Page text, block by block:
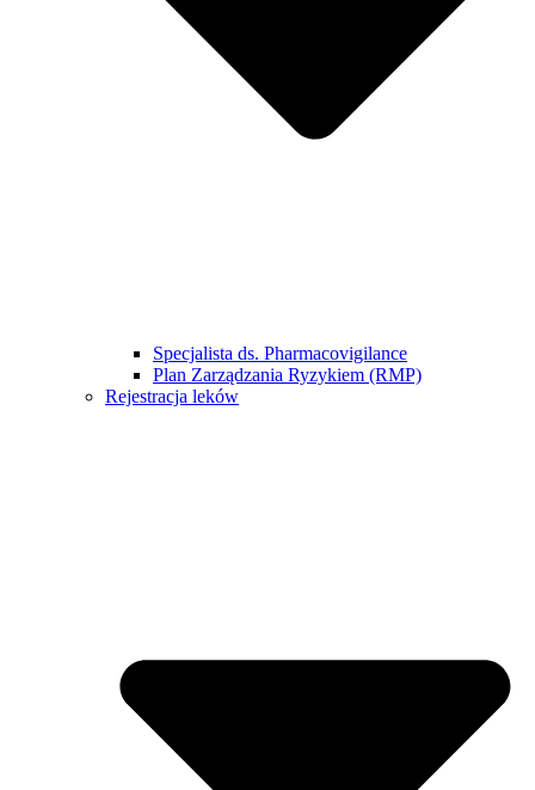
Specjalista ds. Pharmacovigilance
Plan Zarządzania Ryzykiem (RMP)
Rejestracja leków